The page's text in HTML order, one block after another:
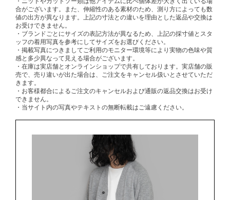
合がございます。また、伸縮性のある素材のため、測り方によっても数
値の出方が異なります。上記の寸法との違いを理由とした返品や交換は
お受けできません。
・ブランドごとにサイズの表記方法が異なるため、上記の採寸値とスタ
ッフの着用写真を参考にしてサイズをお選びください。
・掲載写真につきましてご利用のモニター環境等により実物の色味や質
感と多少異なって見える場合がございます。
・在庫は実店舗とオンラインショップで共有しております。実店舗の販
売で、売り違いが出た場合は、ご注文をキャンセル扱いとさせていただ
きます。
・お客様都合によるご注文のキャンセルおよび通販の返品交換はお受け
できません。
・当サイト内の写真やテキストの無断転載はご遠慮ください。